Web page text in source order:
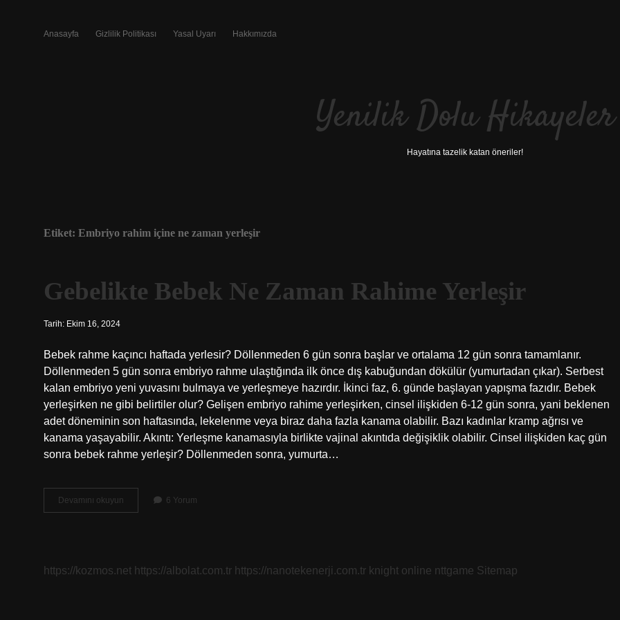
Anasayfa Gizlilik Politikası Yasal Uyarı Hakkımızda
Yenilik Dolu Hikayeler
Hayatına tazelik katan öneriler!
Etiket: Embriyo rahim içine ne zaman yerleşir
Gebelikte Bebek Ne Zaman Rahime Yerleşir
Tarih: Ekim 16, 2024
Bebek rahme kaçıncı haftada yerlesir? Döllenmeden 6 gün sonra başlar ve ortalama 12 gün sonra tamamlanır.
Döllenmeden 5 gün sonra embriyo rahme ulaştığında ilk önce dış kabuğundan dökülür (yumurtadan çıkar). Serbest
kalan embriyo yeni yuvasını bulmaya ve yerleşmeye hazırdır. İkinci faz, 6. günde başlayan yapışma fazıdır. Bebek
yerleşirken ne gibi belirtiler olur? Gelişen embriyo rahime yerleşirken, cinsel ilişkiden 6-12 gün sonra, yani beklenen
adet döneminin son haftasında, lekelenme veya biraz daha fazla kanama olabilir. Bazı kadınlar kramp ağrısı ve
kanama yaşayabilir. Akıntı: Yerleşme kanamasıyla birlikte vajinal akıntıda değişiklik olabilir. Cinsel ilişkiden kaç gün
sonra bebek rahme yerleşir? Döllenmeden sonra, yumurta…
Devamını okuyun Gebelikte
Bebek
6 Yorum
https://kozmos.net https://albolat.com.tr https://nanotekenerji.com.tr knight online nttgame Sitemap